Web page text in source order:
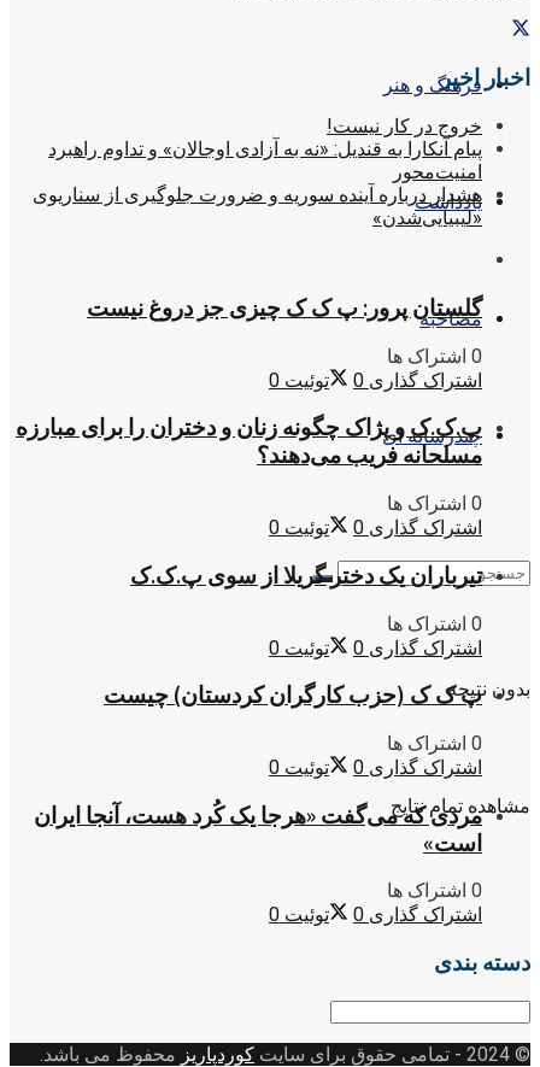
فرهنگ و هنر
یادداشت
مصاحبه
چندرسانه ای
بدون نتیجه
مشاهده تمام نتایج
اخبار اخیر
خروج در کار نیست!
پیام آنکارا به قندیل: «نه به آزادی اوجالان» و تداوم راهبرد
امنیت‌محور
هشدار درباره آینده سوریه و ضرورت جلوگیری از سناریوی
«لیبیایی‌شدن»
گلستان پرور: پ ک ک چیزی جز دروغ نیست
0 اشتراک ها
اشتراک گذاری 0 توئیت 0
پ.ک.ک و پژاک چگونه زنان و دختران را برای مبارزه
مسلحانه فریب می‌دهند؟
0 اشتراک ها
اشتراک گذاری 0 توئیت 0
تیرباران یک دختر گریلا از سوی پ.ک.ک
0 اشتراک ها
اشتراک گذاری 0 توئیت 0
پ ک ک (حزب کارگران کردستان) چیست
0 اشتراک ها
اشتراک گذاری 0 توئیت 0
مردی که می‌گفت «هرجا یک کُرد هست، آنجا ایران
است»
0 اشتراک ها
اشتراک گذاری 0 توئیت 0
دسته بندی
دسته
© 2024
- تمامی حقوق برای سایت کوردپاریز محفوظ می باشد.